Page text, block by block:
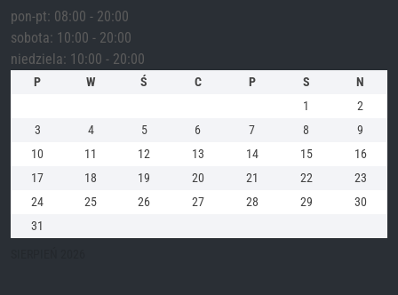
pon-pt: 08:00 - 20:00
sobota: 10:00 - 20:00
niedziela: 10:00 - 20:00
P W Ś C P S
N
1
2
3
4 5 6 7 8
9
10
11 12 13 14 15
16
17
18 19 20 21 22
23
24
25 26 27 28 29
30
31